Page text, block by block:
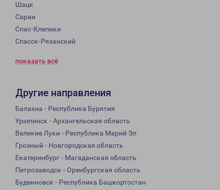
Шацк
Сараи
Спас-Клепики
Спасск-Рязанский
показать всё
Другие направления
Балахна - Республика Бурятия
Урюпинск - Архангельская область
Великие Луки - Республика Марий Эл
Грозный - Новгородская область
Екатеринбург - Магаданская область
Петрозаводск - Оренбургская область
Буденновск - Республика Башкортостан